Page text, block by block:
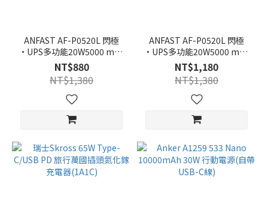
ANFAST AF-P0520L 閃極
·UPS多功能20W5000 mAh
快充 行動電源 (Lightning)
NT$880
NT$1,380
ANFAST AF-P0520L 閃極
·UPS多功能20W5000 mAh
快充 行動電源 (Type-c)
NT$1,180
NT$1,380